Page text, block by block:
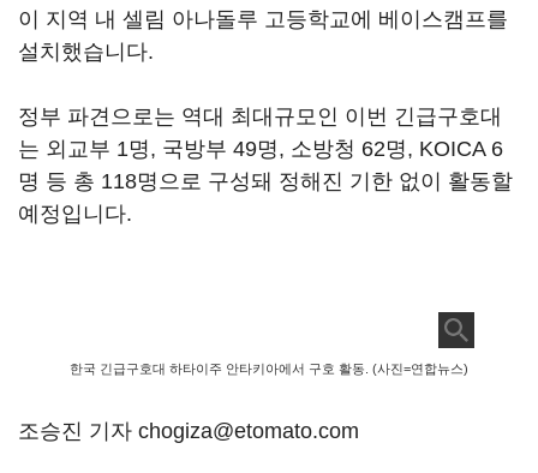
이 지역 내 셀림 아나돌루 고등학교에 베이스캠프를
설치했습니다.
정부 파견으로는 역대 최대규모인 이번 긴급구호대
는 외교부 1명, 국방부 49명, 소방청 62명, KOICA 6
명 등 총 118명으로 구성돼 정해진 기한 없이 활동할
예정입니다.
한국 긴급구호대 하타이주 안타키아에서 구호 활동. (사진=연합뉴스)
조승진 기자 chogiza@etomato.com